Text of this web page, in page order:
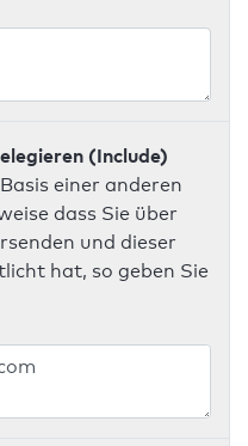
(Include)
einer anderen
dass Sie über
und dieser
hat, so geben Sie